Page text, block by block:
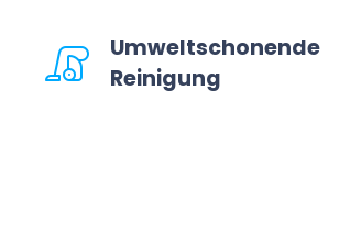
Umweltschonende
Reinigung